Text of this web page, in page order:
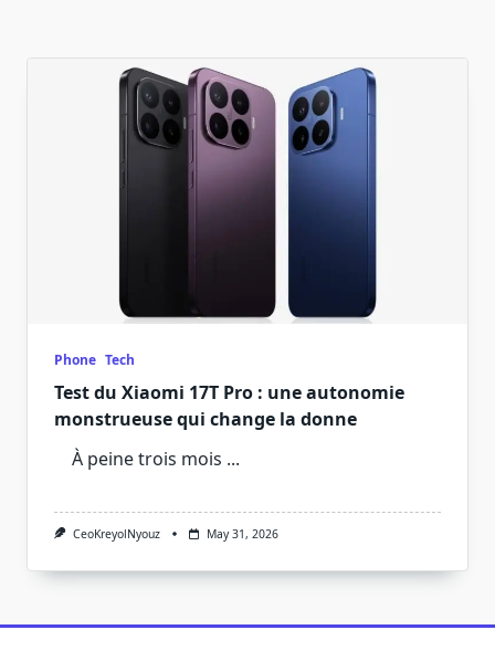
Phone Tech
Test du Xiaomi 17T Pro : une autonomie
monstrueuse qui change la donne
À peine trois mois ...
CeoKreyolNyouz May 31, 2026